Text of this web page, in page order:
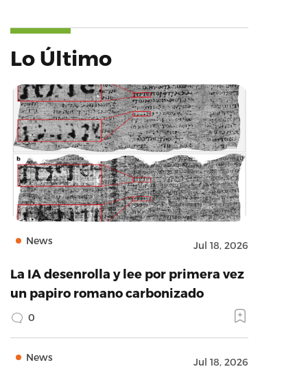
Lo Último
News Jul 18, 2026
La IA desenrolla y lee por primera vez
un papiro romano carbonizado
0
News Jul 18, 2026